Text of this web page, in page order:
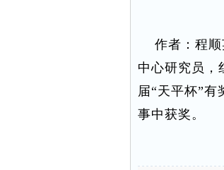
作者：程顺
中心研究员，
届“天平杯”
事中获奖。